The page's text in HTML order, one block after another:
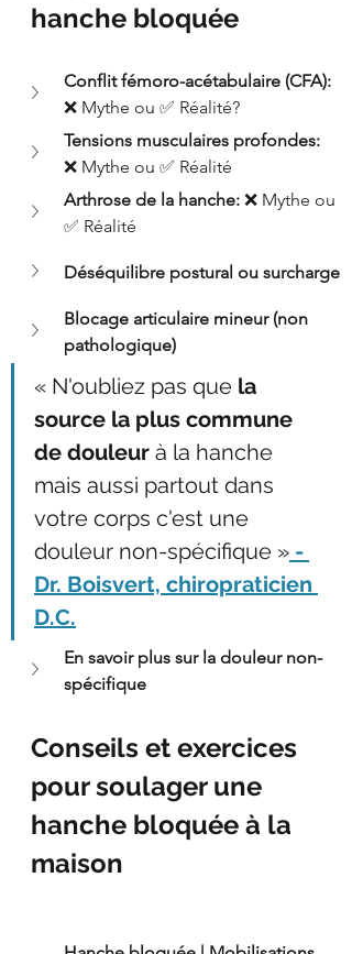
hanche bloquée
Conflit fémoro-acétabulaire (CFA):
❌ Mythe ou ✅ Réalité?
Tensions musculaires profondes:
❌ Mythe ou ✅ Réalité
Arthrose de la hanche: ❌ Mythe ou
✅ Réalité
Déséquilibre postural ou surcharge
Blocage articulaire mineur (non
pathologique)
« N'oubliez pas que la
source la plus commune
de douleur à la hanche
mais aussi partout dans
votre corps c'est une
douleur non-spécifique » -
Dr. Boisvert, chiropraticien
D.C.
En savoir plus sur la douleur non-
spécifique
Conseils et exercices
pour soulager une
hanche bloquée à la
maison